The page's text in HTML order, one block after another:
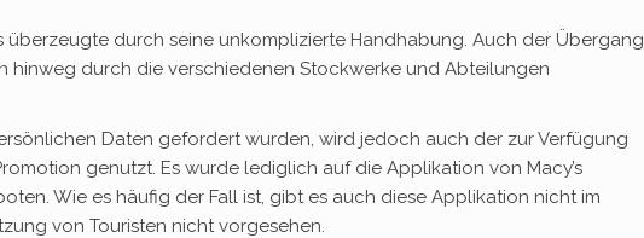
überzeugte durch seine unkomplizierte Handhabung. Auch der Übergang
hinweg durch die verschiedenen Stockwerke und Abteilungen
Daten gefordert wurden, wird jedoch auch der zur Verfügung
genutzt. Es wurde lediglich auf die Applikation von Macy’s
Wie es häufig der Fall ist, gibt es auch diese Applikation nicht im
von Touristen nicht vorgesehen.